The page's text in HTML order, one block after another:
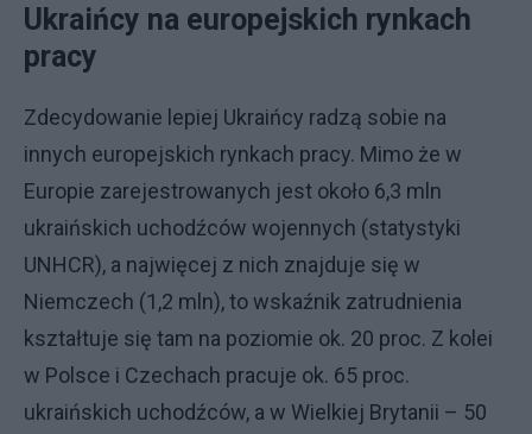
Ukraińcy na europejskich rynkach
pracy
Zdecydowanie lepiej Ukraińcy radzą sobie na
innych europejskich rynkach pracy. Mimo że w
Europie zarejestrowanych jest około 6,3 mln
ukraińskich uchodźców wojennych (statystyki
UNHCR), a najwięcej z nich znajduje się w
Niemczech (1,2 mln), to wskaźnik zatrudnienia
kształtuje się tam na poziomie ok. 20 proc. Z kolei
w Polsce i Czechach pracuje ok. 65 proc.
ukraińskich uchodźców, a w Wielkiej Brytanii – 50